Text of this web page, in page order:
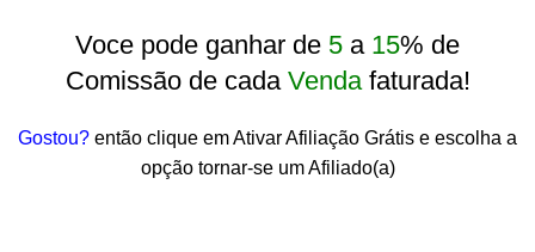
Voce pode ganhar de 5 a 15% de
Comissão de cada Vendafaturada!
Gostou? então clique em Ativar Afiliação Grátis e escolha a
opção tornar-se um Afiliado(a)